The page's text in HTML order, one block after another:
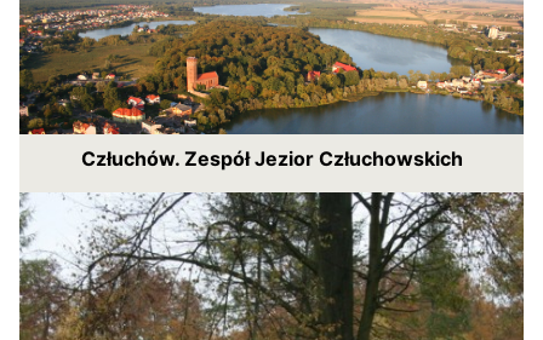
Człuchów. Zespół Jezior Człuchowskich